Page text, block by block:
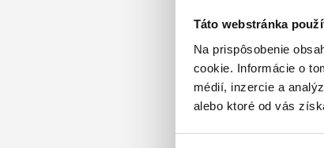
Táto webstránka
Na prispôsobenie
cookie. Informácie o
médií, inzercie a
alebo ktoré od vás
Nenašli ste čo ste
Porozprávajte sa
sa vám ozveme